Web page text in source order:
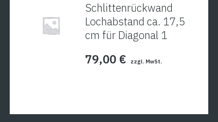
Schlittenrückwand
Lochabstand ca. 17,5
cm für Diagonal 1
79,00 € zzgl. MwSt.